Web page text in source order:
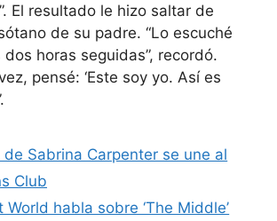
El resultado le hizo saltar de
de su padre. “Lo escuché
horas seguidas”, recordó.
pensé: ‘Este soy yo. Así es
de Sabrina Carpenter se une al
Club
World habla sobre ‘The Middle’